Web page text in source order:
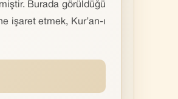
Burada görüldüğü
işaret etmek, Kur’an-ı